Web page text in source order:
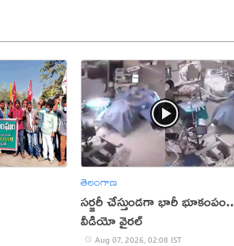
తెలంగాణ
సర్జరీ చేస్తుండగా భారీ భూకంపం..
వీడియో వైరల్
Aug 07, 2026, 02:08 IST